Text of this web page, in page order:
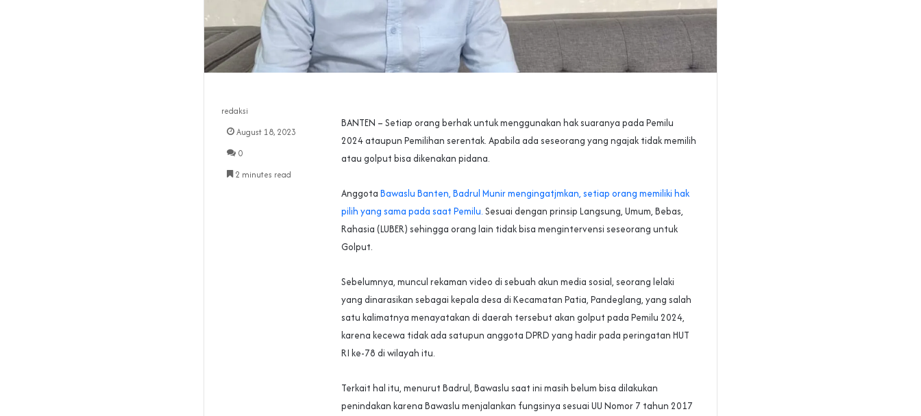
BANTEN – Setiap orang berhak untuk menggunakan hak suaranya pada Pemilu
2024 ataupun Pemilihan serentak. Apabila ada seseorang yang ngajak tidak memilih
atau golput bisa dikenakan pidana.
Anggota Bawaslu Banten, Badrul Munir mengingatjmkan, setiap orang memiliki hak
pilih yang sama pada saat Pemilu. Sesuai dengan prinsip Langsung, Umum, Bebas,
Rahasia (LUBER) sehingga orang lain tidak bisa mengintervensi seseorang untuk
Golput.
Sebelumnya, muncul rekaman video di sebuah akun media sosial, seorang lelaki
yang dinarasikan sebagai kepala desa di Kecamatan Patia, Pandeglang, yang salah
satu kalimatnya menayatakan di daerah tersebut akan golput pada Pemilu 2024,
karena kecewa tidak ada satupun anggota DPRD yang hadir pada peringatan HUT
RI ke-78 di wilayah itu.
Terkait hal itu, menurut Badrul, Bawaslu saat ini masih belum bisa dilakukan
penindakan karena Bawaslu menjalankan fungsinya sesuai UU Nomor 7 tahun 2017
redaksi
August 18, 2023
0
2 minutes read